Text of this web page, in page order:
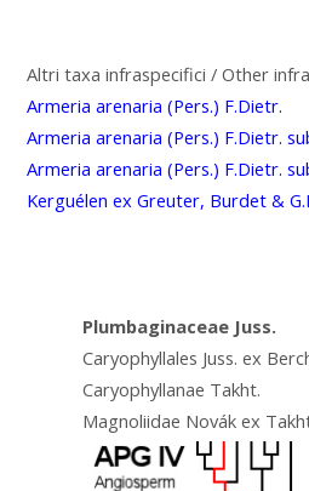
Altri taxa infraspecifici / Other
Armeria arenaria (Pers.) F.Dietr.
Armeria arenaria (Pers.) F.Dietr.
Armeria arenaria (Pers.) F.Dietr.
Kerguélen ex Greuter, Burdet &
Plumbaginaceae Juss.
Caryophyllales Juss. ex
Caryophyllanae Takht.
Magnoliidae Novák ex